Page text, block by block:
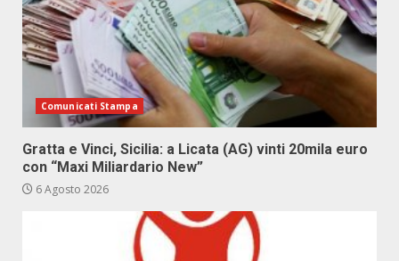
Comunicati Stampa
Gratta e Vinci, Sicilia: a Licata (AG) vinti 20mila euro
con “Maxi Miliardario New”
6 Agosto 2026